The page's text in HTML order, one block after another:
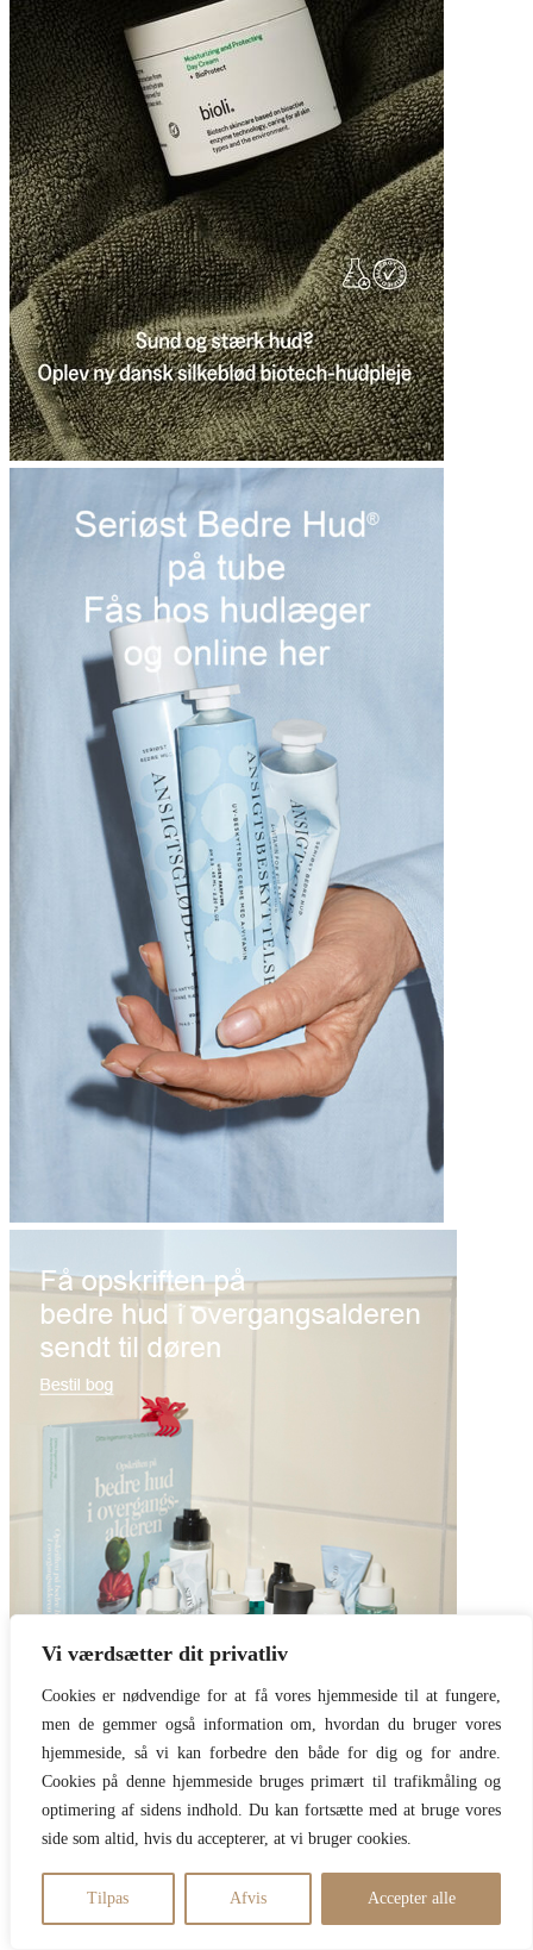
Vi værdsætter dit privatliv
Cookies er nødvendige for at få vores hjemmeside til at fungere,
men de gemmer også information om, hvordan du bruger vores
hjemmeside, så vi kan forbedre den både for dig og for andre.
Cookies på denne hjemmeside bruges primært til trafikmåling og
optimering af sidens indhold. Du kan fortsætte med at bruge vores
side som altid, hvis du accepterer, at vi bruger cookies.
Tilpas Afvis Accepter alle
Populære artikler